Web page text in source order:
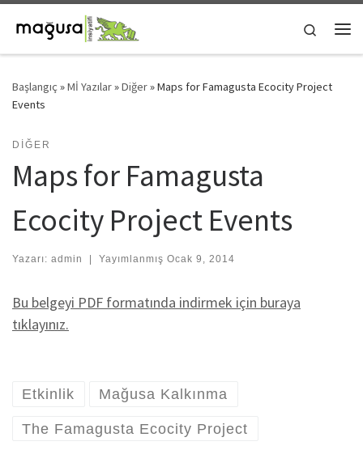
Skip to content
Search
Başlangıç »Mİ Yazılar»Diğer»Maps for Famagusta Ecocity Project
Events
DIĞER
Maps for Famagusta
Ecocity Project Events
Yazarı: admin | Yayımlanmış Ocak 9, 2014
Bu belgeyi PDF formatında indirmek için buraya
tıklayınız.
Etkinlik Mağusa Kalkınma
The Famagusta Ecocity Project